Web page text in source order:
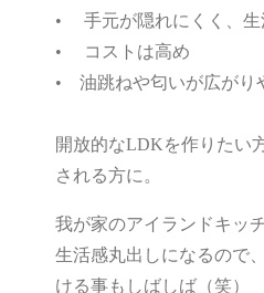
• 手元が隠れにくく、生
• コストは高め
• 油跳ねや匂いが広がり
開放的なLDKを作りたい
される方に。
我が家のアイランドキッ
生活感丸出しになるので
ける事もしばしば（笑）